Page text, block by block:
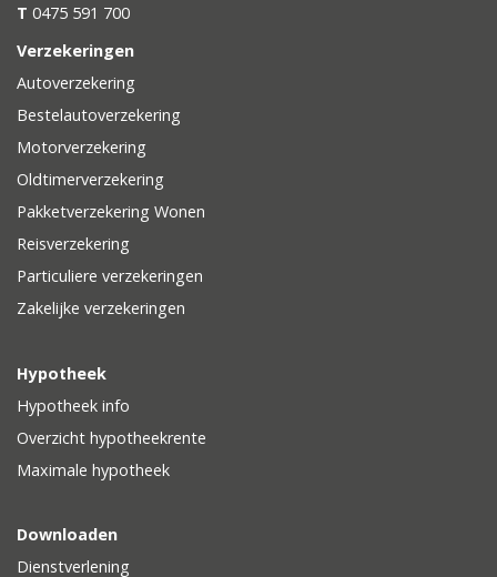
T 0475 591 700
Verzekeringen
Autoverzekering
Bestelautoverzekering
Motorverzekering
Oldtimerverzekering
Pakketverzekering Wonen
Reisverzekering
Particuliere verzekeringen
Zakelijke verzekeringen
Hypotheek
Hypotheek info
Overzicht hypotheekrente
Maximale hypotheek
Downloaden
Dienstverlening